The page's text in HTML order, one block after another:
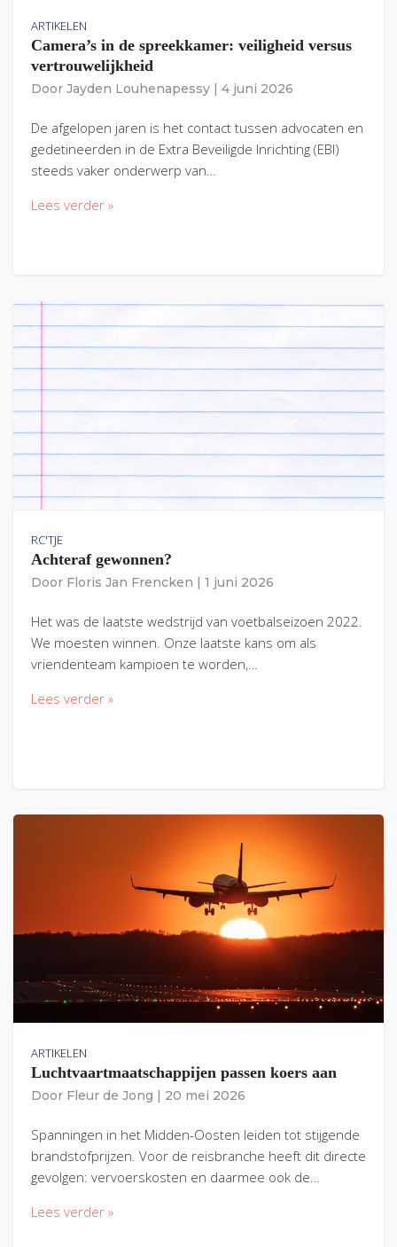
ARTIKELEN
Camera’s in de spreekkamer: veiligheid versus
vertrouwelijkheid
Door Jayden Louhenapessy 4 juni 2026
De afgelopen jaren is het contact tussen advocaten en
gedetineerden in de Extra Beveiligde Inrichting (EBI)
steeds vaker onderwerp van…
Lees verder »
RC'TJE
Achteraf gewonnen?
Door Floris Jan Frencken 1 juni 2026
Het was de laatste wedstrijd van voetbalseizoen 2022.
We moesten winnen. Onze laatste kans om als
vriendenteam kampioen te worden,…
Lees verder »
ARTIKELEN
Luchtvaartmaatschappijen passen koers aan
Door Fleur de Jong 20 mei 2026
Spanningen in het Midden-Oosten leiden tot stijgende
brandstofprijzen. Voor de reisbranche heeft dit directe
gevolgen: vervoerskosten en daarmee ook de…
Lees verder »